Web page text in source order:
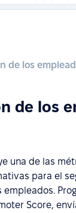
de los
de los
una de las
para el
Score,